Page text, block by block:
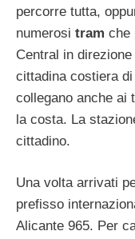
percorre tutta,
numerosi tram che
Central in
cittadina costiera
collegano anche ai
la costa. La
cittadino.
Una volta arrivati
prefisso
Alicante 965. Per